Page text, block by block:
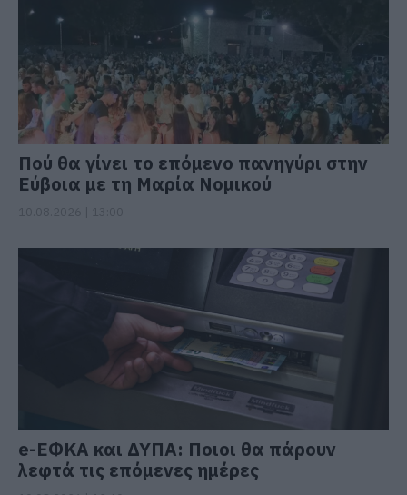
Πού θα γίνει το επόμενο πανηγύρι στην
Εύβοια με τη Μαρία Νομικού
e-ΕΦΚΑ και ΔΥΠΑ: Ποιοι θα πάρουν
λεφτά τις επόμενες ημέρες